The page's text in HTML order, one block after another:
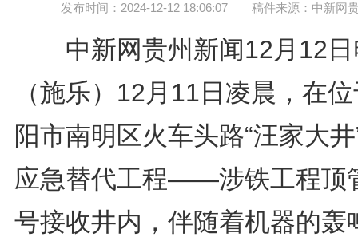
发布时间：2024-12-12 18:06:07 稿件来源：中新网
中新网贵州新闻12月12日
（施乐）12月11日凌晨，在
阳市南明区火车头路“汪家大
应急替代工程——涉铁工程顶
号接收井内，伴随着机器的轰